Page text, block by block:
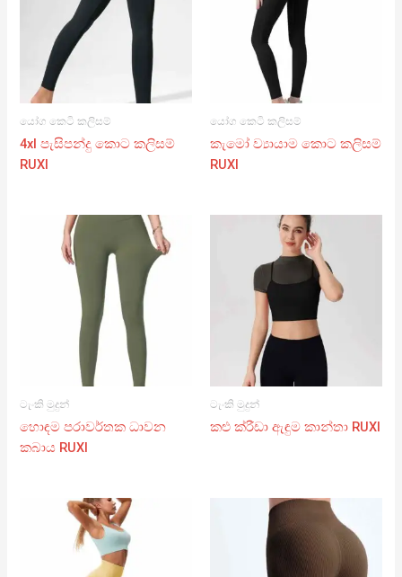
යෝග කෙටි කලිසම්
4xl පැසිපන්දු කොට කලිසම්
RUXI
යෝග කෙටි කලිසම්
කැමෝ ව්‍යායාම කොට කලිසම්
RUXI
ටැංකි මුදුන්
හොඳම පරාවර්තක ධාවන
කබාය RUXI
ටැංකි මුදුන්
කළු ක්රීඩා ඇඳුම කාන්තා RUXI